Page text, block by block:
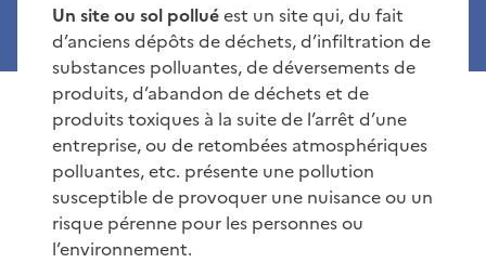
Un site ou sol polluéest un site qui, du fait
d’anciens dépôts de déchets, d’infiltration de
substances polluantes, de déversements de
produits, d’abandon de déchets et de
produits toxiques à la suite de l’arrêt d’une
entreprise, ou de retombées atmosphériques
polluantes, etc. présente une pollution
susceptible de provoquer une nuisance ou un
risque pérenne pour les personnes ou
l’environnement.